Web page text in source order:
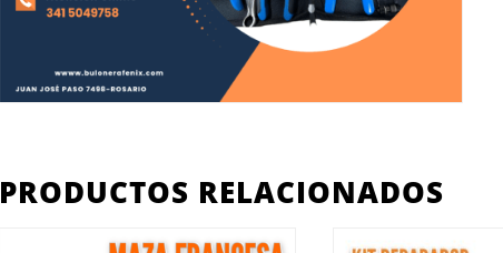
PRODUCTOS RELACIONADOS